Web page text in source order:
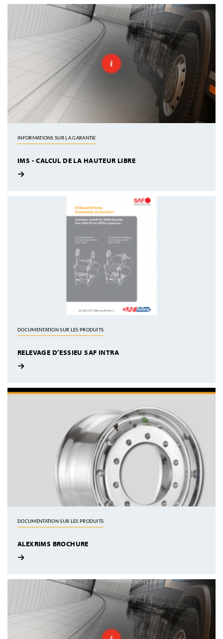
INFORMATIONS SUR LA GARANTIE
IMS - CALCUL DE LA HAUTEUR LIBRE
DOCUMENTATION SUR LES PRODUITS
RELEVAGE D’ESSIEU SAF INTRA
DOCUMENTATION SUR LES PRODUITS
ALEXRIMS BROCHURE